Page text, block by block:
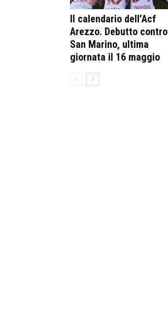
Il calendario dell’Acf
Arezzo. Debutto contro
San Marino, ultima
giornata il 16 maggio